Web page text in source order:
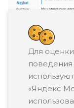
Для
поведения
«Яндекс